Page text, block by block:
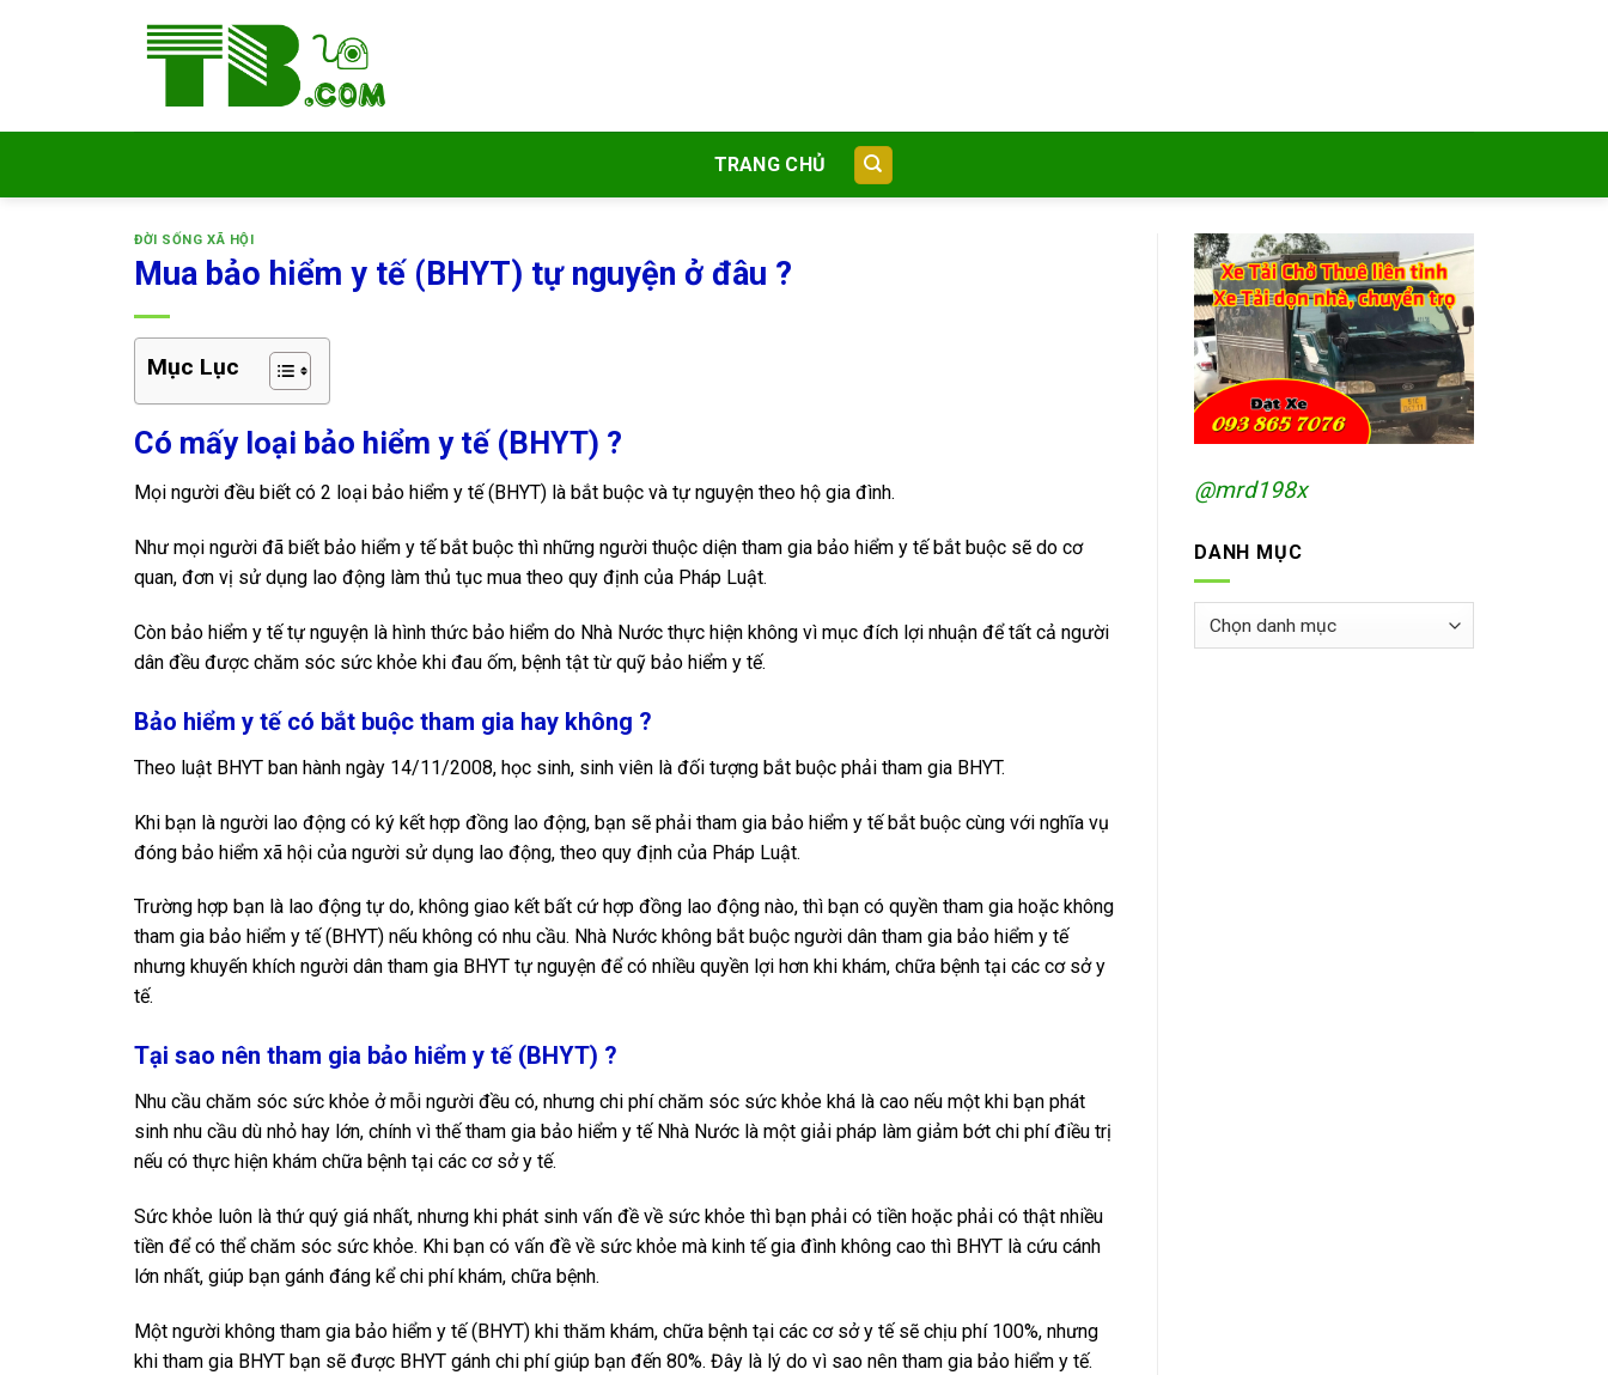
TRANG CHỦ
ĐỜI SỐNG XÃ HỘI
Mua bảo hiểm y tế (BHYT) tự nguyện ở đâu ?
Mục Lục
Có mấy loại bảo hiểm y tế (BHYT) ?
Mọi người đều biết có 2 loại bảo hiểm y tế (BHYT) là bắt buộc và tự nguyện theo hộ gia đình.
Như mọi người đã biết bảo hiểm y tế bắt buộc thì những người thuộc diện tham gia bảo hiểm y tế bắt buộc sẽ do cơ
quan, đơn vị sử dụng lao động làm thủ tục mua theo quy định của Pháp Luật.
Còn bảo hiểm y tế tự nguyện là hình thức bảo hiểm do Nhà Nước thực hiện không vì mục đích lợi nhuận để tất cả người
dân đều được chăm sóc sức khỏe khi đau ốm, bệnh tật từ quỹ bảo hiểm y tế.
Bảo hiểm y tế có bắt buộc tham gia hay không ?
Theo luật BHYT ban hành ngày 14/11/2008, học sinh, sinh viên là đối tượng bắt buộc phải tham gia BHYT.
Khi bạn là người lao động có ký kết hợp đồng lao động, bạn sẽ phải tham gia bảo hiểm y tế bắt buộc cùng với nghĩa vụ
đóng bảo hiểm xã hội của người sử dụng lao động, theo quy định của Pháp Luật.
Trường hợp bạn là lao động tự do, không giao kết bất cứ hợp đồng lao động nào, thì bạn có quyền tham gia hoặc không
tham gia bảo hiểm y tế (BHYT) nếu không có nhu cầu. Nhà Nước không bắt buộc người dân tham gia bảo hiểm y tế
nhưng khuyến khích người dân tham gia BHYT tự nguyện để có nhiều quyền lợi hơn khi khám, chữa bệnh tại các cơ sở y
tế.
Tại sao nên tham gia bảo hiểm y tế (BHYT) ?
Nhu cầu chăm sóc sức khỏe ở mỗi người đều có, nhưng chi phí chăm sóc sức khỏe khá là cao nếu một khi bạn phát
sinh nhu cầu dù nhỏ hay lớn, chính vì thế tham gia bảo hiểm y tế Nhà Nước là một giải pháp làm giảm bớt chi phí điều trị
nếu có thực hiện khám chữa bệnh tại các cơ sở y tế.
Sức khỏe luôn là thứ quý giá nhất, nhưng khi phát sinh vấn đề về sức khỏe thì bạn phải có tiền hoặc phải có thật nhiều
tiền để có thể chăm sóc sức khỏe. Khi bạn có vấn đề về sức khỏe mà kinh tế gia đình không cao thì BHYT là cứu cánh
lớn nhất, giúp bạn gánh đáng kể chi phí khám, chữa bệnh.
Một người không tham gia bảo hiểm y tế (BHYT) khi thăm khám, chữa bệnh tại các cơ sở y tế sẽ chịu phí 100%, nhưng
khi tham gia BHYT bạn sẽ được BHYT gánh chi phí giúp bạn đến 80%. Đây là lý do vì sao nên tham gia bảo hiểm y tế.
@mrd198x
DANH MỤC
Danh